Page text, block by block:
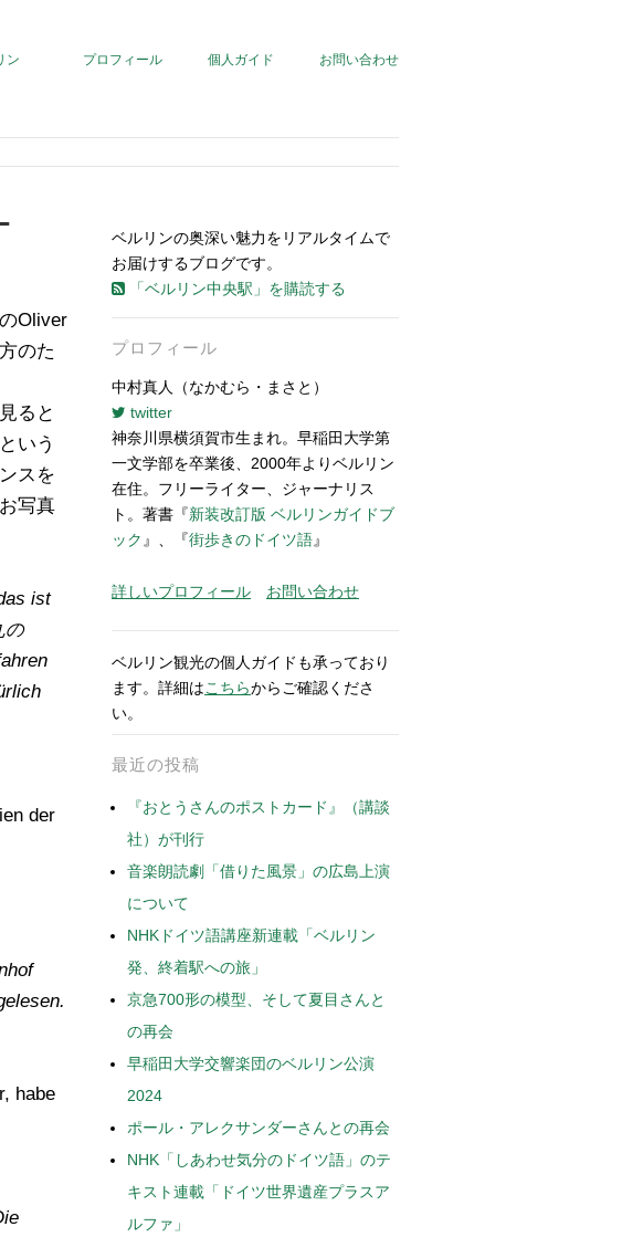
ン プロフィール 個人ガイド お問い合わせ
Oliver
のた
ると
いう
スを
写真
ist
の
der
habe
ベルリンの奥深い魅力をリアルタイムで
お届けするブログです。
「ベルリン中央駅」を購読する
プロフィール
中村真人（なかむら・まさと）
twitter
神奈川県横須賀市生まれ。早稲田大学第
一文学部を卒業後、2000年よりベルリン
在住。フリーライター、ジャーナリス
ト。著書『新装改訂版 ベルリンガイドブ
ック 』、『街歩きのドイツ語』
詳しいプロフィール お問い合わせ
ベルリン観光の個人ガイドも承っており
ます。詳細はこちらからご確認くださ
い。
最近の投稿
『おとうさんのポストカード』（講談
社）が刊行
音楽朗読劇「借りた風景」の広島上演
について
NHKドイツ語講座新連載「ベルリン
発、終着駅への旅」
京急700形の模型、そして夏目さんと
の再会
早稲田大学交響楽団のベルリン公演
2024
ポール・アレクサンダーさんとの再会
NHK「しあわせ気分のドイツ語」のテ
キスト連載「ドイツ世界遺産プラスア
ルファ」